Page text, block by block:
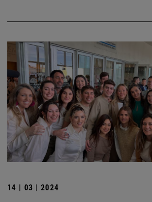
14 | 03 | 2024